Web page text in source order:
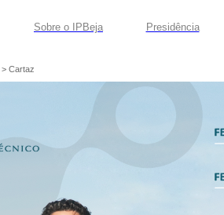
Sobre o IPBeja Presidência
> Cartaz